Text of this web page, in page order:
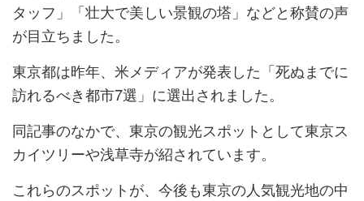
タッフ」「壮大で美しい景観の塔」などと称賛の声
が目立ちました。
東京都は昨年、米メディアが発表した「死ぬまでに
訪れるべき都市7選」に選出されました。
同記事のなかで、東京の観光スポットとして東京ス
カイツリーや浅草寺が紹されています。
これらのスポットが、今後も東京の人気観光地の中